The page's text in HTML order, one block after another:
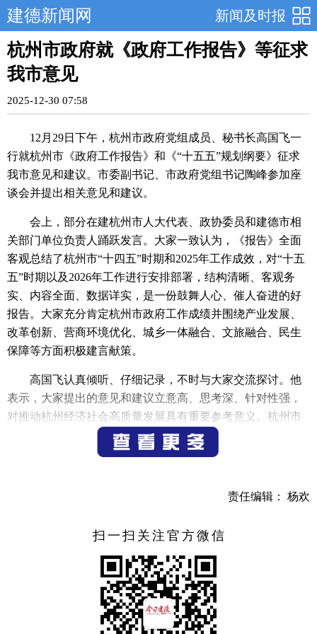
新闻及时报
建德新闻网
杭州市政府就《政府工作报告》等征求
我市意见
2025-12-30 07:58
12月29日下午，杭州市政府党组成员、秘书长高国飞一
行就杭州市《政府工作报告》和《“十五五”规划纲要》征求
我市意见和建议。市委副书记、市政府党组书记陶峰参加座
谈会并提出相关意见和建议。
会上，部分在建杭州市人大代表、政协委员和建德市相
关部门单位负责人踊跃发言。大家一致认为，《报告》全面
客观总结了杭州市“十四五”时期和2025年工作成效，对“十五
五”时期以及2026年工作进行安排部署，结构清晰、客观务
实、内容全面、数据详实，是一份鼓舞人心、催人奋进的好
报告。大家充分肯定杭州市政府工作成绩并围绕产业发展、
改革创新、营商环境优化、城乡一体融合、文旅融合、民生
保障等方面积极建言献策。
高国飞认真倾听、仔细记录，不时与大家交流探讨。他
表示，大家提出的意见和建议立意高、思考深、针对性强，
对推动杭州经济社会高质量发展具有重要参考意义。杭州市
政府将认真研究、积极吸纳，推动有价值、可操作的建议落
实落地，把意见建议转化为做好“十五五”时期和2026年工作
作，齐心协力为杭州“十五五”开好局、起好步贡献力量。
责任编辑： 杨欢
扫一扫关注官方微信